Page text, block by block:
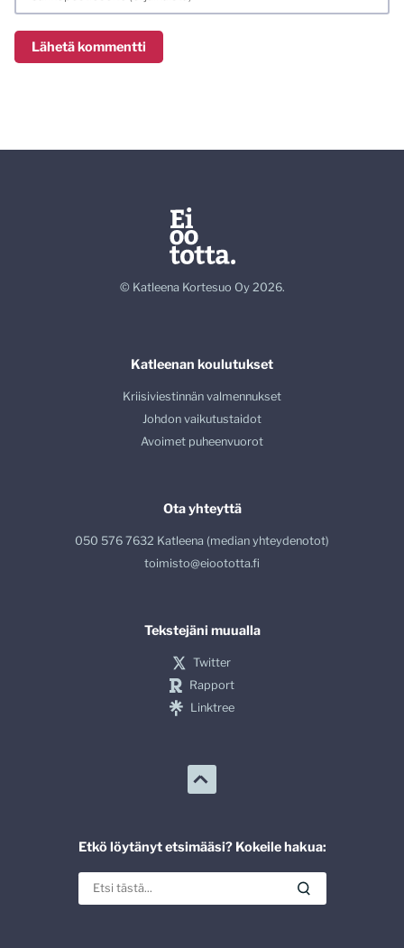
© Katleena Kortesuo Oy 2026.
Katleenan koulutukset
Kriisiviestinnän valmennukset
Johdon vaikutustaidot
Avoimet puheenvuorot
Ota yhteyttä
050 576 7632 Katleena (median yhteydenotot)
toimisto@eioototta.fi
Tekstejäni muualla
Twitter
Rapport
Linktree
Etkö löytänyt etsimääsi? Kokeile hakua: